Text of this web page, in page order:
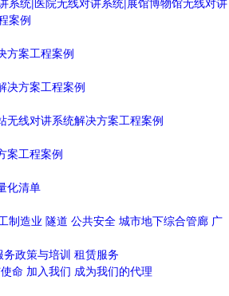
制造业 隧道 公共安全 城市地下综合管廊 广
务政策与培训 租赁服务
命 加入我们 成为我们的代理